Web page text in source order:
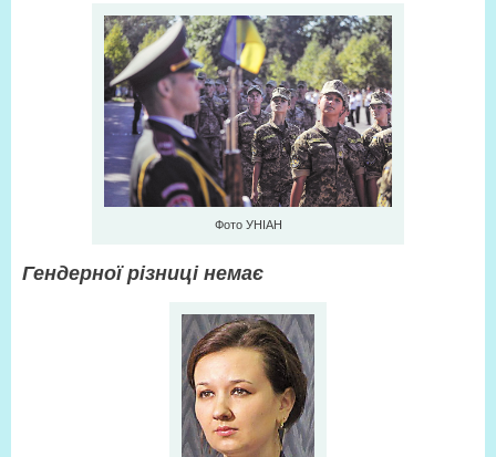
Фото УНІАН
Гендерної різниці немає